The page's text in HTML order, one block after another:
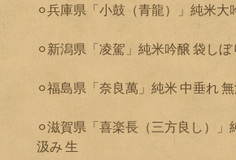
⚪︎兵庫県「小鼓（青龍）」純米大
⚪︎新潟県「凌駕」純米吟醸 袋しぼ
⚪︎福島県「奈良萬」純米 中垂れ
⚪︎滋賀県「喜楽長（三方良し）」
汲み 生